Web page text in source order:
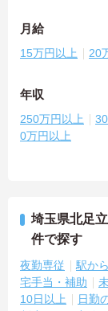
月給
15万円以上 20
年収
250万円以上
0万円以上
埼玉県北足
件で探す
夜勤専従 駅か
宅手当・補助
10日以上
日勤